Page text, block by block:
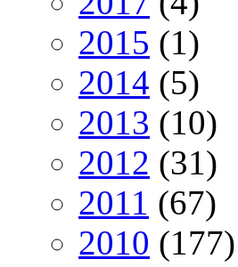
2015 (1)
2014 (5)
2013 (10)
2012 (31)
2011 (67)
2010 (177)